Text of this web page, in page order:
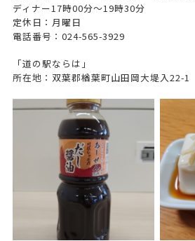
ディナー17時00分～19時30分
定休日：月曜日
電話番号：024-565-3929
「道の駅ならは」
所在地：双葉郡楢葉町山田岡大堤入22-1